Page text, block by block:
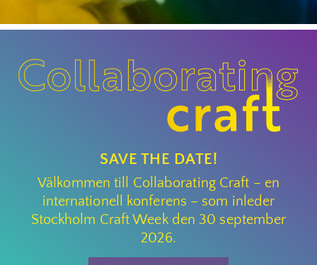
SAVE THE DATE!
Välkommen till Collaborating Craft – en
internationell konferens – som inleder
Stockholm Craft Week den 30 september
2026.